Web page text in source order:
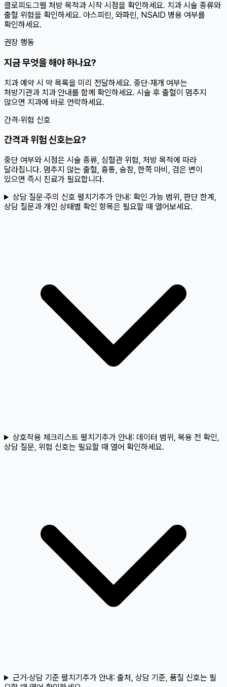
클로피도그렐 처방 목적과 시작 시점을 확인하세요. 치과 시술 종류와
출혈 위험을 확인하세요. 아스피린, 와파린, NSAID 병용 여부를
확인하세요.
권장 행동
지금 무엇을 해야 하나요?
치과 예약 시 약 목록을 미리 전달하세요. 중단·재개 여부는
처방기관과 치과 안내를 함께 확인하세요. 시술 후 출혈이 멈추지
않으면 치과에 바로 연락하세요.
간격·위험 신호
간격과 위험 신호는요?
중단 여부와 시점은 시술 종류, 심혈관 위험, 처방 목적에 따라
달라집니다. 멈추지 않는 출혈, 흉통, 숨참, 한쪽 마비, 검은 변이
있으면 즉시 진료가 필요합니다.
상담 질문·주의 신호 펼치기추가 안내: 확인 가능 범위, 판단 한계,
상담 질문과 개인 상태별 확인 항목은 필요할 때 열어보세요.
상호작용 체크리스트 펼치기추가 안내: 데이터 범위, 복용 전 확인,
상담 질문, 위험 신호는 필요할 때 열어 확인하세요.
근거·상담 기준 펼치기추가 안내: 출처, 상담 기준, 품질 신호는 필